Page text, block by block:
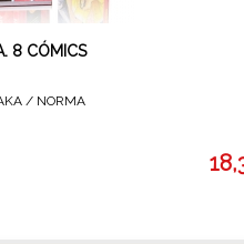
8 CÓMICS
/ NORMA